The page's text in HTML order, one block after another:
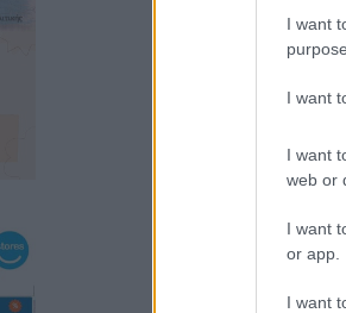
I want
I want
I want
web or
I want
or app.
I want
Το φετινό